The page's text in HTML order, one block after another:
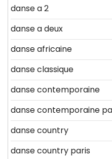
danse a 2
danse a deux
danse africaine
danse classique
danse contemporaine
danse contemporaine
danse country
danse country paris